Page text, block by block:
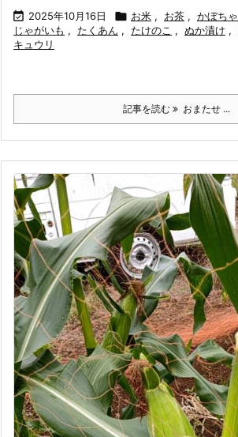
 2025年10月16日  お米 , お茶 , かぼちゃ
じゃがいも , たくあん , たけのこ , ぬか漬け ,
キュウリ
記事を読む おまたせ ...